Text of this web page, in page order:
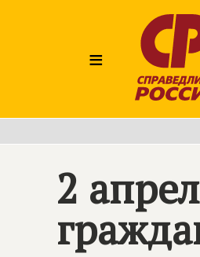
≡
2